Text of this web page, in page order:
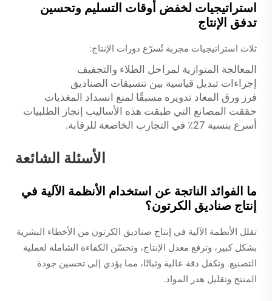
استراتيجيات لخفض أوقات التسليم وتحسين
تدفق الإنتاج
ثلاث استراتيجيات مجربة تُسرّع دورات الإنتاج:
المعالجة المتوازية لمراحل الطلاء والتجفيف
إجراءات تبديل قياسية بين تنسيقات الصناديق
فرز ورق المعاد تدويره مسبقًا لمنع انسداد المغذيات
حققت المصانع التي طبقت هذه الأساليب إنجاز الطلبيات
أسرع بنسبة 27٪ في التجارب الخاضعة للرقابة.
الأسئلة الشائعة
ما الفوائد الناتجة عن استخدام الأنظمة الآلية في
إنتاج صناديق الكرتون؟
تقلل الأنظمة الآلية في إنتاج صناديق الكرتون من الأخطاء البشرية
بشكل كبير، وترفع معدل الإنتاج، وتحسّن الكفاءة الشاملة لعملية
التصنيع. وتكفل دقة عالية وثباتًا، مما يؤدي إلى تحسين جودة
المنتج وتقليل هدر المواد.